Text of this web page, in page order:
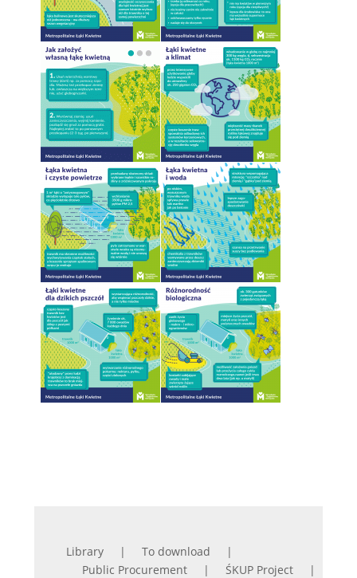
Library
To download
Public Procurement
ŚKUP Project